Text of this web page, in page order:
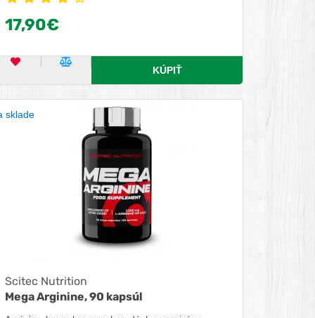
17,90€
OBĽÚBENÝ PRODUKTPOROVNAŤ PRODUKT
KÚPIŤ
sklade
Scitec Nutrition
Mega Arginine, 90 kapsúl